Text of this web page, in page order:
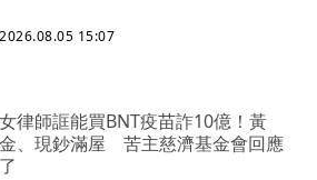
2026.08.05 15:07
女律師誆能買BNT疫苗詐10億！黃
金、現鈔滿屋 苦主慈濟基金會回應
了